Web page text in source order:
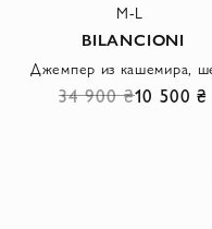
M-L
BILANCIONI
34 900 ₴10 500 ₴